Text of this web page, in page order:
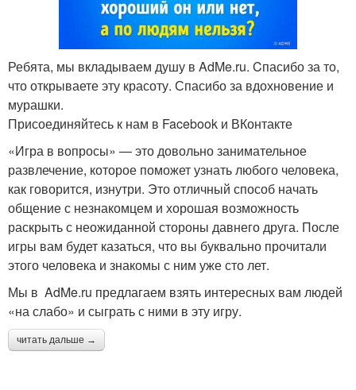
Ребята, мы вкладываем душу в AdMe.ru. Cпасибо за то,
что открываете эту красоту. Спасибо за вдохновение и
мурашки.
Присоединяйтесь к нам в Facebook и ВКонтакте
«Игра в вопросы» — это довольно занимательное
развлечение, которое поможет узнать любого человека,
как говорится, изнутри. Это отличный способ начать
общение с незнакомцем и хорошая возможность
раскрыть с неожиданной стороны давнего друга. После
игры вам будет казаться, что вы буквально прочитали
этого человека и знакомы с ним уже сто лет.
Мы в AdMe.ru предлагаем взять интересных вам людей
«на слабо» и сыграть с ними в эту игру.
читать дальше →